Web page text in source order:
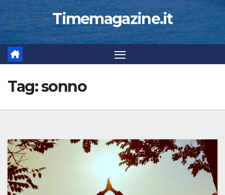
Timemagazine.it
Tag:sonno